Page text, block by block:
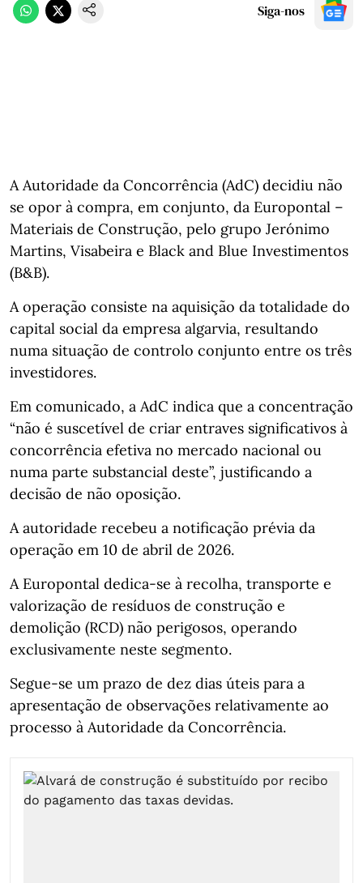
Siga-nos
A Autoridade da Concorrência (AdC) decidiu não
se opor à compra, em conjunto, da Europontal –
Materiais de Construção, pelo grupo Jerónimo
Martins, Visabeira e Black and Blue Investimentos
(B&B).
A operação consiste na aquisição da totalidade do
capital social da empresa algarvia, resultando
numa situação de controlo conjunto entre os três
investidores.
Em comunicado, a AdC indica que a concentração
“não é suscetível de criar entraves significativos à
concorrência efetiva no mercado nacional ou
numa parte substancial deste”, justificando a
decisão de não oposição.
A autoridade recebeu a notificação prévia da
operação em 10 de abril de 2026.
A Europontal dedica‑se à recolha, transporte e
valorização de resíduos de construção e
demolição (RCD) não perigosos, operando
exclusivamente neste segmento.
Segue-se um prazo de dez dias úteis para a
apresentação de observações relativamente ao
processo à Autoridade da Concorrência.